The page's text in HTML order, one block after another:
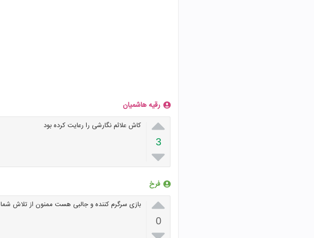
رقیه هاشمیان

3

کاش علائم نگارشی را رعایت کرده بود
فرخ

0
بازی سرگرم کننده و جالبی هست ممنون از تلاش شما